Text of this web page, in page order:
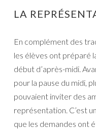
LA
En complément des
les élèves ont préparé
début d’après-midi.
pour la pause du midi,
pouvaient inviter des
représentation. C’est
que les demandes ont